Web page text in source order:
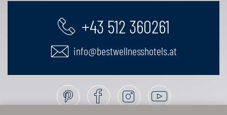
+43 512 360261
info@bestwellnesshotels.at